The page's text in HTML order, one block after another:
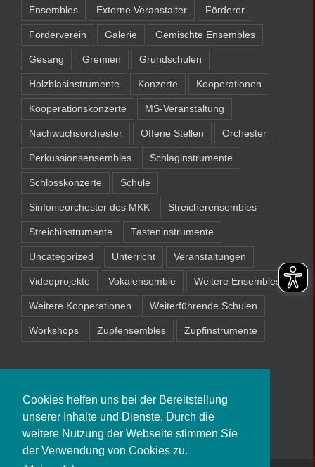
Cookies helfen uns bei der Bereitstellung
unserer Inhalte und Dienste. Durch die
weitere Nutzung der Webseite stimmen Sie
der Verwendung von Cookies zu.
Ensembles Externe Veranstalter Förderer
Förderverein Galerie Gemischte Ensembles
Gesang Gremien Grundschulen
Holzblasinstrumente Konzerte Kooperationen
Kooperationskonzerte MS-Veranstaltung
Nachwuchsorchester Offene Stellen Orchester
Perkussionsensembles Schlaginstrumente
Schlosskonzerte Schule
Sinfonieorchester des MKK Streicherensembles
Streichinstrumente Tasteninstrumente
Uncategorized Unterricht Veranstaltungen
Videoprojekte Vokalensemble Weitere Ensembles
Weitere Kooperationen Weiterführende Schulen
Workshops Zupfensembles Zupfinstrumente